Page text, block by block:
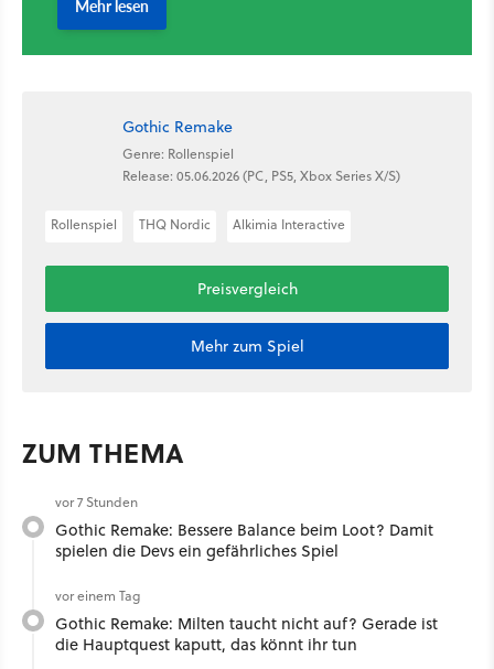
Gothic Remake
Genre: Rollenspiel
Release: 05.06.2026 (PC, PS5, Xbox Series X/S)
Rollenspiel THQ Nordic Alkimia Interactive
Preisvergleich
Mehr zum Spiel
ZUM THEMA
vor 7 Stunden
Gothic Remake: Bessere Balance beim Loot? Damit
spielen die Devs ein gefährliches Spiel
vor einem Tag
Gothic Remake: Milten taucht nicht auf? Gerade ist
die Hauptquest kaputt, das könnt ihr tun